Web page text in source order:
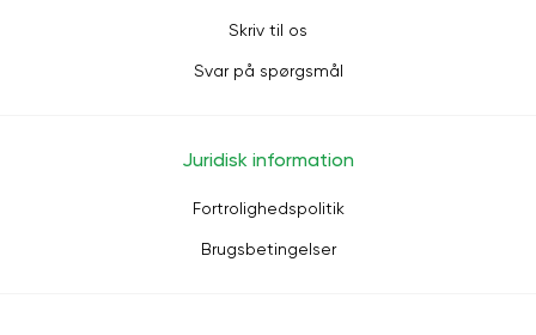
Skriv til os
Svar på spørgsmål
Juridisk information
Fortrolighedspolitik
Brugsbetingelser